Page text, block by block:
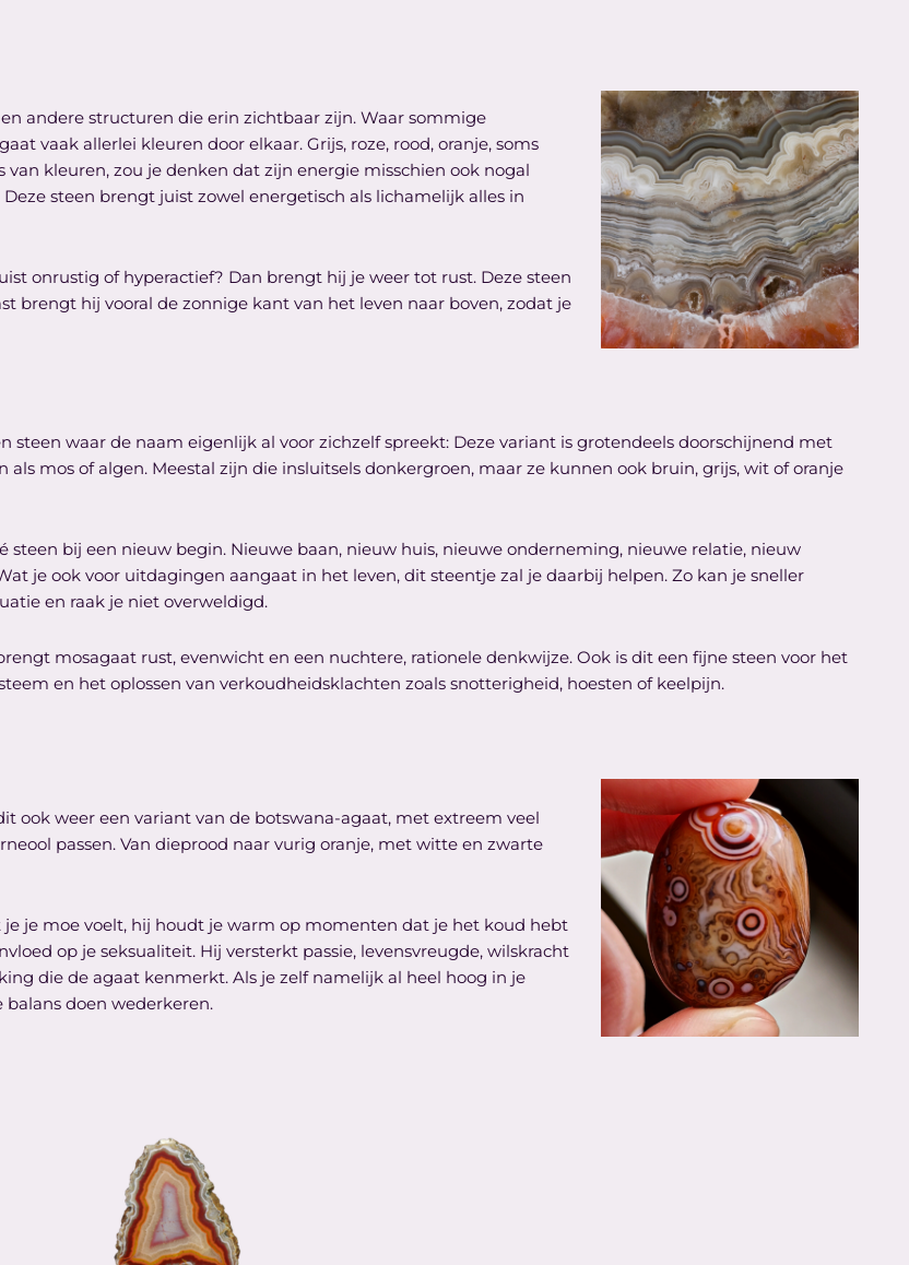
andere structuren die erin zichtbaar zijn. Waar sommige
vaak allerlei kleuren door elkaar. Grijs, roze, rood, oranje, soms
kleuren, zou je denken dat zijn energie misschien ook nogal
steen brengt juist zowel energetisch als lichamelijk alles in
onrustig of hyperactief? Dan brengt hij je weer tot rust. Deze steen
brengt hij vooral de zonnige kant van het leven naar boven, zodat je
steen waar de naam eigenlijk al voor zichzelf spreekt: Deze variant is grotendeels doorschijnend met
als mos of algen. Meestal zijn die insluitsels donkergroen, maar ze kunnen ook bruin, grijs, wit of oranje
steen bij een nieuw begin. Nieuwe baan, nieuw huis, nieuwe onderneming, nieuwe relatie, nieuw
je ook voor uitdagingen aangaat in het leven, dit steentje zal je daarbij helpen. Zo kan je sneller
en raak je niet overweldigd.
mosagaat rust, evenwicht en een nuchtere, rationele denkwijze. Ook is dit een fijne steen voor het
en het oplossen van verkoudheidsklachten zoals snotterigheid, hoesten of keelpijn.
ook weer een variant van de botswana-agaat, met extreem veel
passen. Van dieprood naar vurig oranje, met witte en zwarte
je moe voelt, hij houdt je warm op momenten dat je het koud hebt
op je seksualiteit. Hij versterkt passie, levensvreugde, wilskracht
die de agaat kenmerkt. Als je zelf namelijk al heel hoog in je
doen wederkeren.